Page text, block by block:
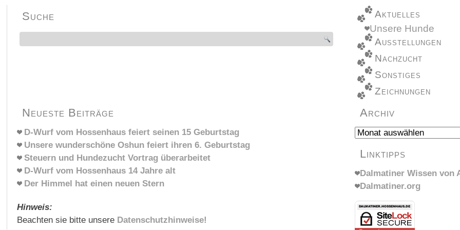
Suche
Aktuelles
Unsere Hunde
Ausstellungen
Nachzucht
Sonstiges
Zeichnungen
Neueste Beiträge
D-Wurf vom Hossenhaus feiert seinen 15 Geburtstag
Unsere wunderschöne Oshun feiert ihren 6. Geburtstag
Steuern und Hundezucht Vortrag überarbeitet
D-Wurf vom Hossenhaus 14 Jahre alt
Der Himmel hat einen neuen Stern
Archiv
Archiv
Linktipps
Dalmatiner Wissen von
Dalmatiner.org
Hinweis:
Beachten sie bitte unsere Datenschutzhinweise!